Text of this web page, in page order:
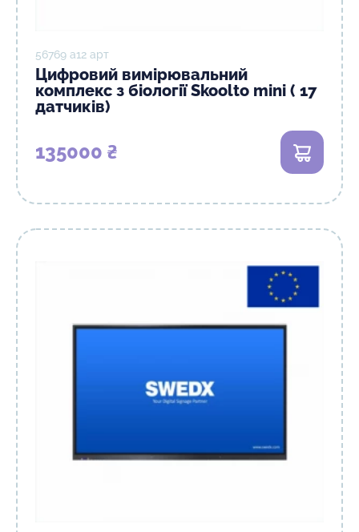
56769 а12 арт
Цифровий вимірювальний
комплекс з біології Skoolto mini ( 17
датчиків)
135000 ₴